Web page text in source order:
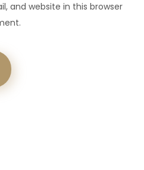
and website in this browser